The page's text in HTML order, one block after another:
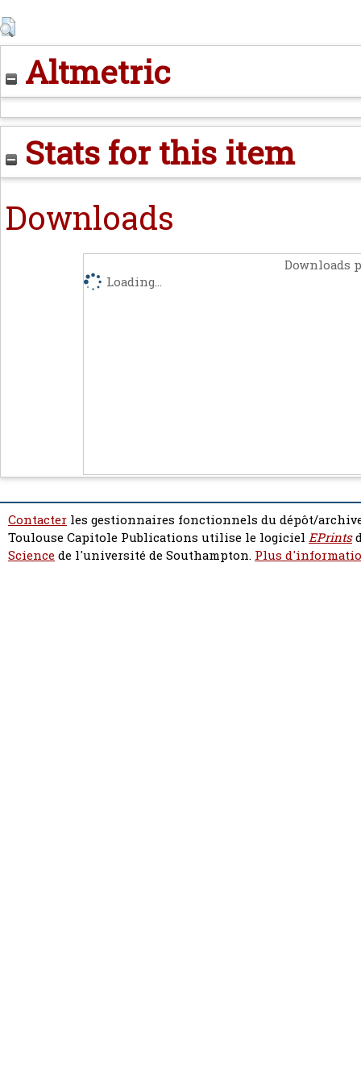
Altmetric
Stats for this item
Downloads
Downloads
Loading...
Contacter les gestionnaires fonctionnels du dépôt/
Toulouse Capitole Publications utilise le logiciel EPrints
Sciencede l'université de Southampton. Plus